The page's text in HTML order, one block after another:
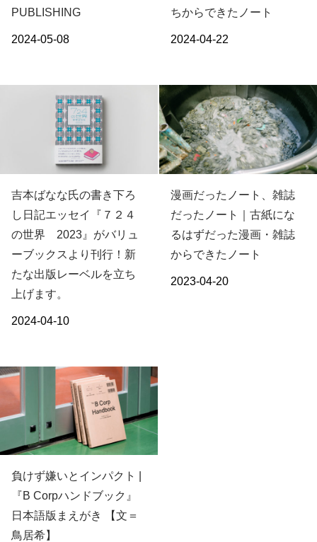
PUBLISHING
2024-05-08
ちからできたノート
2024-04-22
吉本ばなな氏の書き下ろ
し日記エッセイ『７２４
の世界 2023』がバリュ
ーブックスより刊行！新
たな出版レーベルを立ち
上げます。
2024-04-10
漫画だったノート、雑誌
だったノート｜古紙にな
るはずだった漫画・雑誌
からできたノート
2023-04-20
負けず嫌いとインパクト |
『B Corpハンドブック』
日本語版まえがき 【文＝
鳥居希】